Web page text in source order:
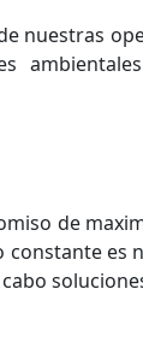
nuestras
de
es